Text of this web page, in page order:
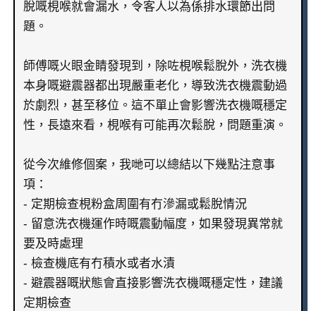
脫嘅梘喉就會漏水，令客人以為係排水環節出問
題。
師傅嘅火眼金睛發現到，除咗梘喉鬆脫外，洗衣機
本身嘅避震器都出現嚴重老化，導致洗衣機震動過
於劇烈，甚至移位。這不單止會影響洗衣機嘅穩定
性，長遠來看，梘喉有可能再次鬆脫，問題重演。
從今次維修個案，我哋可以總結以下幾點注意事
項：
- 定期檢查梘粉盒周圍有冇滲漏或鬆脫情況
- 留意洗衣機運作時嘅震動幅度，如果發現異常就
要及時處理
- 檢查機底有冇積水或者水漬
- 避震器嘅狀態會直接影響洗衣機嘅穩定性，建議
定期檢查